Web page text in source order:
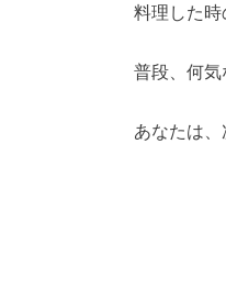
料理した時
普段、何
あなたは